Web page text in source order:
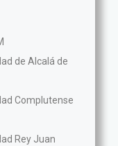
de Alcalá de
Complutense
Rey Juan